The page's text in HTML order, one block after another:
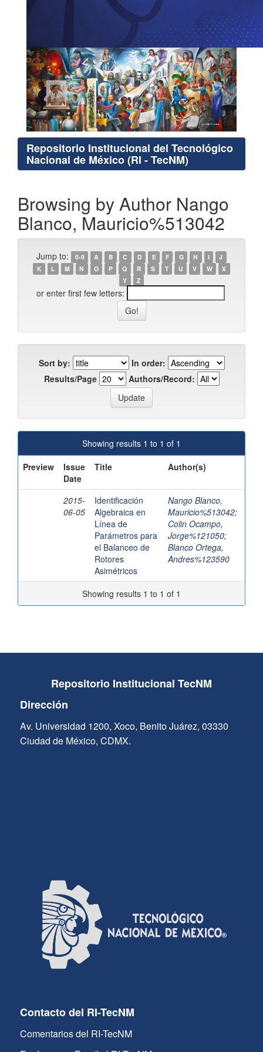
Repositorio Institucional del Tecnológico
Nacional de México (RI - TecNM)
Browsing by Author Nango
Blanco, Mauricio%513042
Jump to: 0-9 A B C D E F G H I
J
K
L M N O P Q R S T U V W
X
Y
Z
or enter first few letters:
Sort by:
In order:
Results/Page
Authors/Record:
Showing results 1 to 1 of 1
Preview
Issue
Date
Title Author(s)
2015-
06-05
Identificación
Algebraica en
Línea de
Parámetros para
el Balanceo de
Rotores
Asimétricos
Nango Blanco,
Mauricio%513042;
Colin Ocampo,
Jorge%121050;
Blanco Ortega,
Andres%123590
Showing results 1 to 1 of 1
Repositorio Institucional TecNM
Dirección
Av. Universidad 1200, Xoco, Benito Juárez, 03330
Ciudad de México, CDMX.
Contacto del RI-TecNM
Comentarios del RI-TecNM